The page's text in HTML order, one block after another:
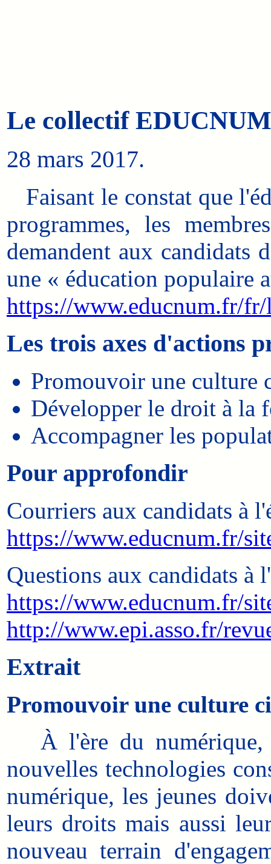
Le collectif
28 mars 2017.
Faisant le constat que
programmes, les
demandent aux candidats
une « éducation populaire
https://www.educnum.fr/
Les trois axes d'actions
Promouvoir une culture
Développer le droit à la
Accompagner les
Pour approfondir
Courriers aux candidats à
https://www.educnum.fr/
Questions aux candidats
https://www.educnum.fr/
http://www.epi.asso.fr/
Extrait
Promouvoir une culture
À l'ère du numérique,
nouvelles technologies
numérique, les jeunes
leurs droits mais aussi
nouveau terrain